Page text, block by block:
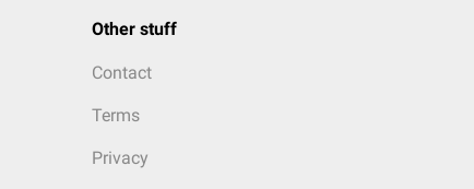
Other stuff
Contact
Terms
Privacy